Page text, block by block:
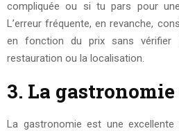
compliquée ou si tu pars pour
L’erreur fréquente, en revanche,
en fonction du prix sans vérifier
restauration ou la localisation.
3. La
La gastronomie est une